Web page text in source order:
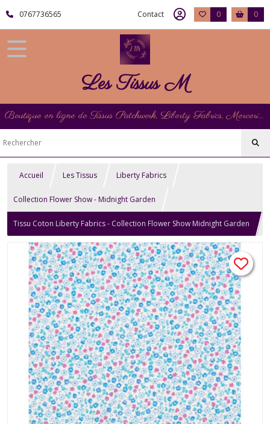
0767736565 Contact 0 0
Les Tissus M
Boutique en ligne de Tissus Patchwork, Liberty Fabrics, Mercerie et Matériel de Point de Croix
Accueil Les Tissus Liberty Fabrics
Collection Flower Show - Midnight Garden
Tissu Coton Liberty Fabrics - Collection Flower Show Midnight Garden
- Suffolk Fields